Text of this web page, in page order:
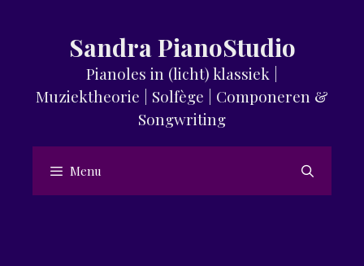
Sandra PianoStudio
Pianoles in (licht) klassiek |
Muziektheorie | Solfège | Componeren &
Songwriting
Menu